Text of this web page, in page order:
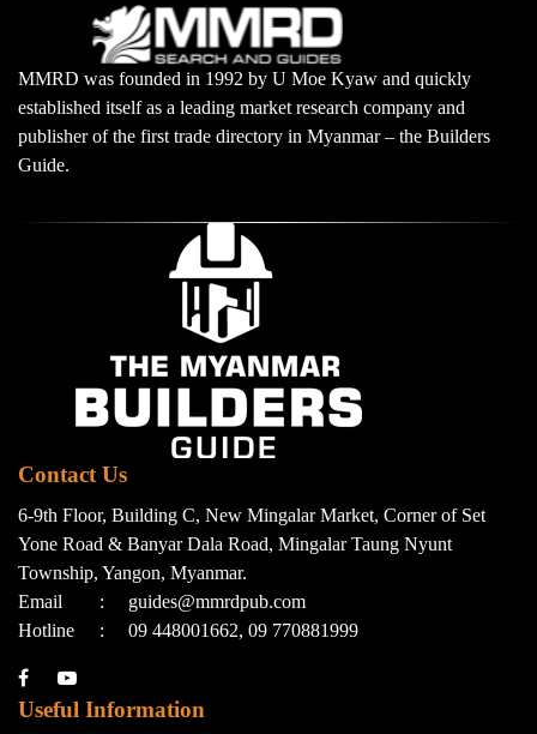
MMRD was founded in 1992 by U Moe Kyaw and quickly
established itself as a leading market research company and
publisher of the first trade directory in Myanmar – the Builders
Guide.
Contact Us
6-9th Floor, Building C, New Mingalar Market, Corner of Set
Yone Road & Banyar Dala Road, Mingalar Taung Nyunt
Township, Yangon, Myanmar.
Email
:
guides@mmrdpub.com
Hotline
: 09 448001662, 09 770881999
Useful Information